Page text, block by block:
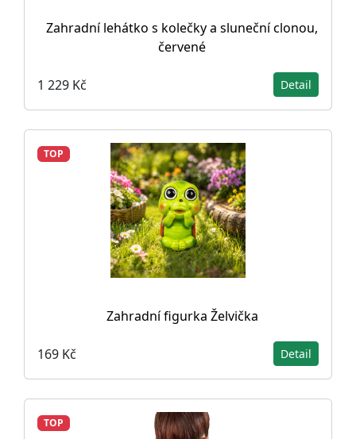
Zahradní lehátko s kolečky a sluneční clonou,
červené
1 229 Kč Detail
TOP
Zahradní figurka Želvička
169 Kč Detail
TOP